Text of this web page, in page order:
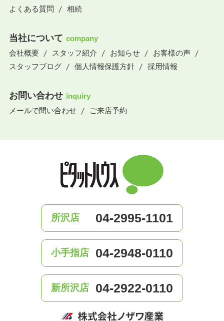
よくある質問
相続
当社について company
会社概要
スタッフ紹介 お知らせ
お客様の声
スタッフブログ
個人情報保護方針 採用情報
お問い合わせ inquiry
メールで問い合わせ
ご来店予約
所沢店 04-2995-1101
小手指店 04-2948-0110
新所沢店 04-2922-0110